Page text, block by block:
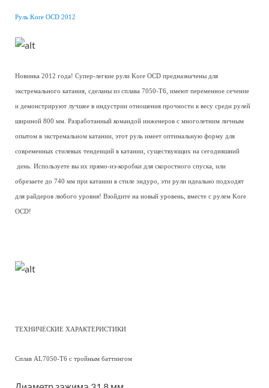
Руль Kore OCD 2012
Новинка 2012 года! Супер-легкие рули Kore OCD предназначены для
экстремального катания, сделаны из сплава 7050-T6, имеют переменное сечение
и демонстрируют лучшее в индустрии отношения прочности к весу среди рулей
шириной 800 мм. Разработанный командой инженеров с многолетним личным
опытом в экстремальном катании, этот руль имеет оптимальную форму для
современных стилевых тенденций в катании, существующих на сегодняшний
день. Используете вы их прямо-из-коробки для скоростного спуска, или
обрезаете до 740 мм при катании в стиле эндуро, эти рули идеально подходят
для райдеров любого уровня! Взойдите на новый уровень, вместе с рулем Kore
OCD!
ТЕХНИЧЕСКИЕ ХАРАКТЕРИСТИКИ
Сплав AL7050-T6 с тройным баттингом